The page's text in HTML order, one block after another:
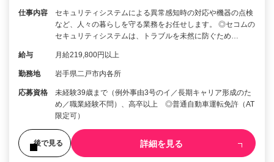
仕事内容
セキュリティシステムによる異常感知時の対応や機器の点検
など、人々の暮らしを守る業務をお任せします。 ◎セコムの
セキュリティシステムは、トラブルを未然に防ぐため…
給与 月給219,800円以上
勤務地 岩手県二戸市内各所
応募資格
未経験39歳まで（例外事由3号のイ／長期キャリア形成のた
め／職業経験不問）、高卒以上 ◎普通自動車運転免許（AT
限定可）
後で見る 詳細を見る